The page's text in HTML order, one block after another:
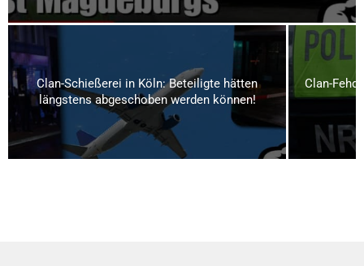
Clan-Schießerei in Köln: Beteiligte hätten
längstens abgeschoben werden können!
Clan-